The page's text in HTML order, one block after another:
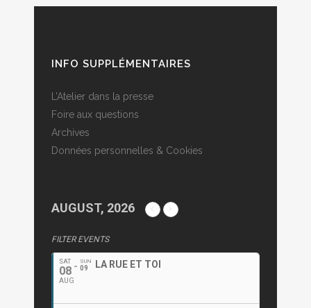
INFO SUPPLÉMENTAIRES
L’Atelier dans la presse
Foire aux questions
Archives
Données personnelles & Cookies
AUGUST, 2026
FILTER EVENTS
SAT
08
AUG
SUN
09 LA RUE ET TOI